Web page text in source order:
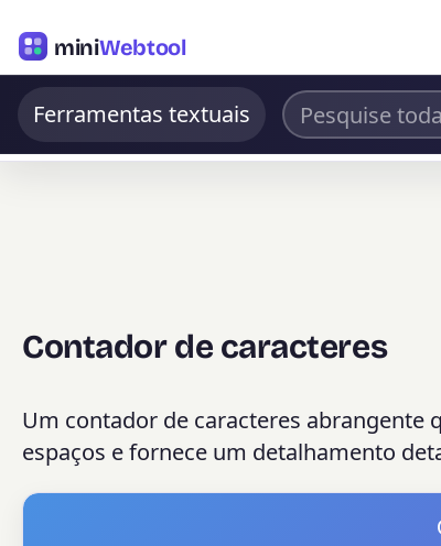
miniWebtool
Ferramentas textuais
Contador de caracteres
Um contador de caracteres abrangente
espaços e fornece um detalhamento